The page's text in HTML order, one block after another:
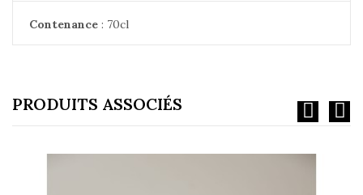
Contenance : 70cl
PRODUITS ASSOCIÉS